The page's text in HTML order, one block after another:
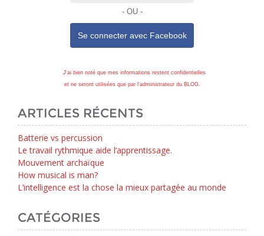
- OU -
Se connecter avec Facebook
J'ai bien noté que mes informations restent confidentielles
et ne seront utilisées que par l'administrateur du BLOG.
ARTICLES RÉCENTS
Batterie vs percussion
Le travail rythmique aide l’apprentissage.
Mouvement archaïque
How musical is man?
L’intelligence est la chose la mieux partagée au monde
CATÉGORIES